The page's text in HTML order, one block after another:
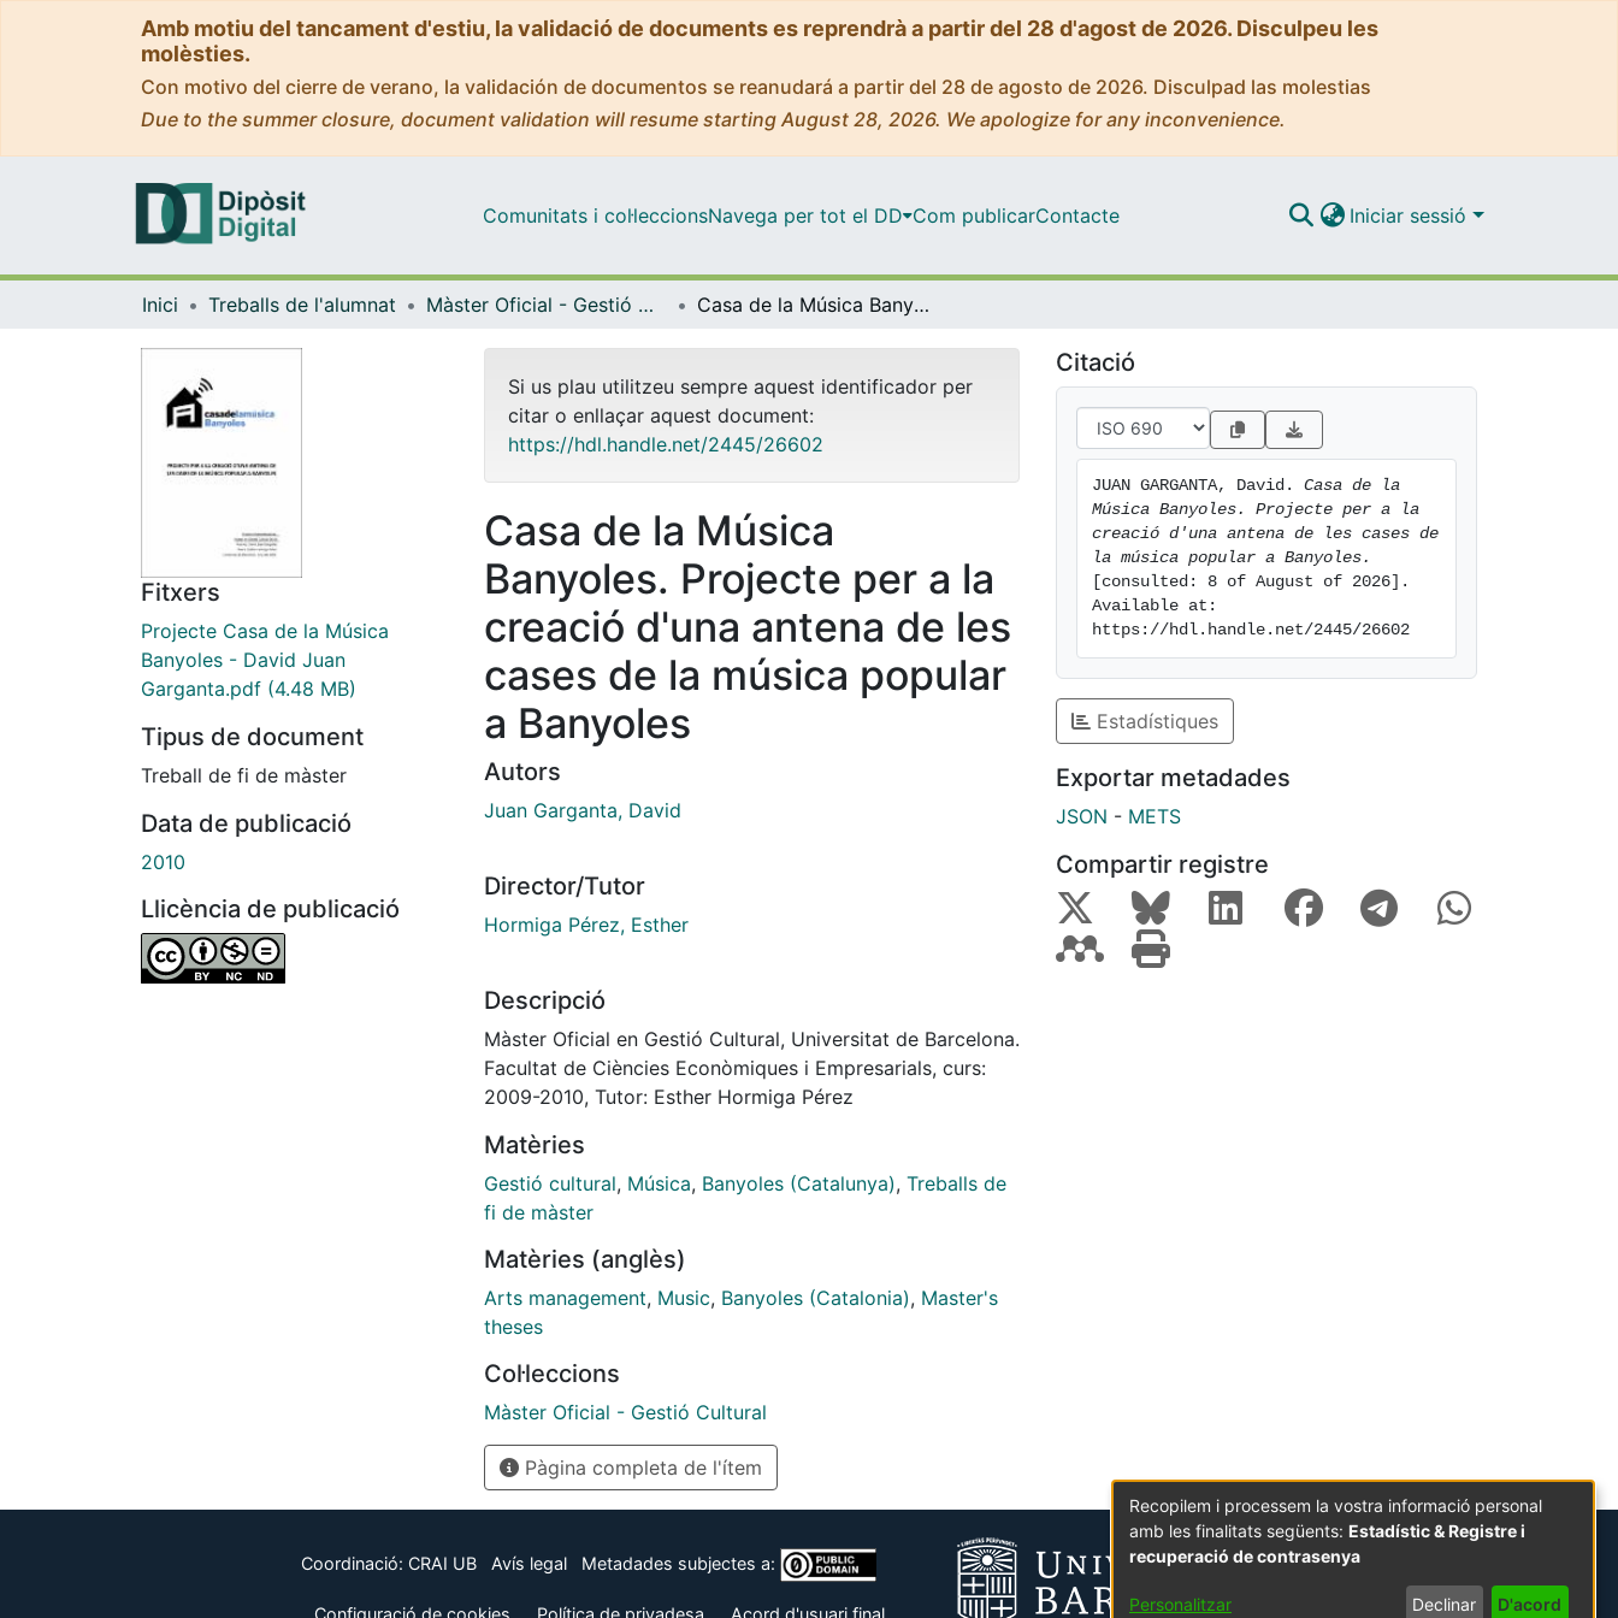
Amb motiu del tancament d'estiu, la validació de documents es reprendrà a partir del 28 d'agost de 2026. Disculpeu les
molèsties.
Con motivo del cierre de verano, la validación de documentos se reanudará a partir del 28 de agosto de 2026. Disculpad las molestias
Due to the summer closure, document validation will resume starting August 28, 2026. We apologize for any inconvenience.
Comunitats i col·leccionsNavega per tot el DD Com publicarContacte Iniciar sessió
Inici Treballs de l'alumnat Màster Oficial - Gestió Cultural Casa de la Música Banyoles. Projecte per a la creació d'una antena de les cases de la música popular a Banyoles
Fitxers
Projecte Casa de la Música
Banyoles - David Juan
Garganta.pdf (4.48 MB)
Tipus de document
Treball de fi de màster
Data de publicació
2010
Llicència de publicació
Si us plau utilitzeu sempre aquest identificador per
citar o enllaçar aquest document:
https://hdl.handle.net/2445/26602
Casa de la Música
Banyoles. Projecte per a la
creació d'una antena de les
cases de la música popular
a Banyoles
Autors
Juan Garganta, David
Director/Tutor
Hormiga Pérez, Esther
Descripció
Màster Oficial en Gestió Cultural, Universitat de Barcelona.
Facultat de Ciències Econòmiques i Empresarials, curs:
2009-2010, Tutor: Esther Hormiga Pérez
Matèries
Gestió cultural, Música, Banyoles (Catalunya), Treballs de
fi de màster
Matèries (anglès)
Arts management, Music, Banyoles (Catalonia), Master's
theses
Col·leccions
Màster Oficial - Gestió Cultural
Pàgina completa de l'ítem
Citació
JUAN GARGANTA, David. Casa de la
Música Banyoles. Projecte per a la
creació d'una antena de les cases de
la música popular a Banyoles.
[consulted: 8 of August of 2026].
Available at:
https://hdl.handle.net/2445/26602
Estadístiques
Exportar metadades
JSON - METS
Compartir registre
Coordinació: CRAI UB Avís legal Metadades subjectes a:
Configuració de cookies Política de privadesa Acord d'usuari final
Recopilem i processem la vostra informació personal
amb les finalitats següents: Estadístic & Registre i
recuperació de contrasenya
Personalitzar Declinar D'acord